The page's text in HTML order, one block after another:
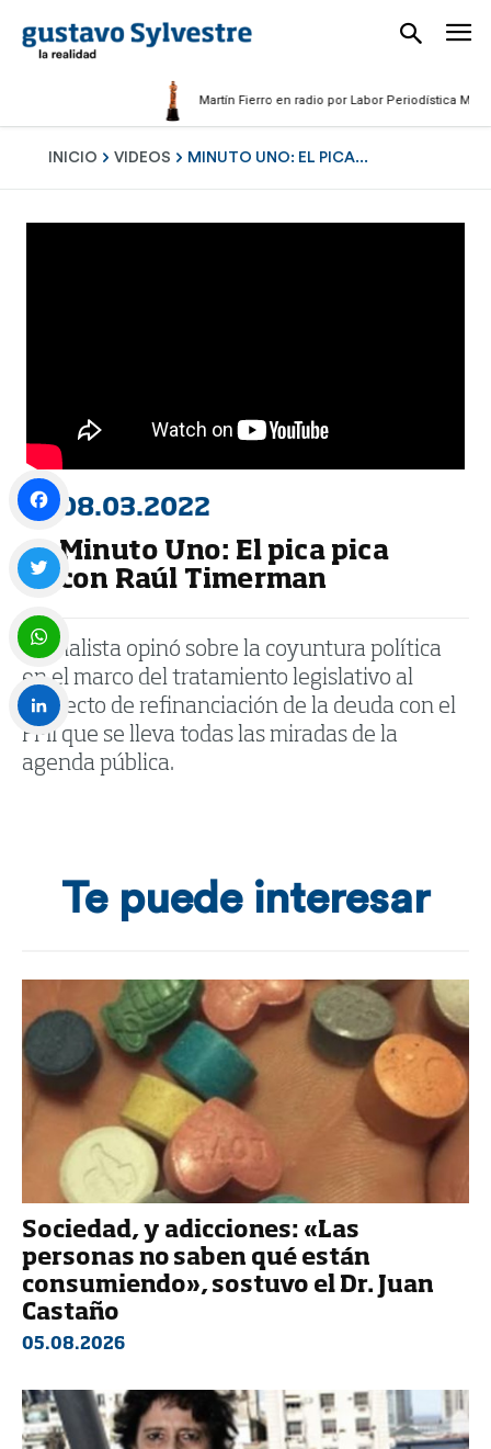
Martín Fierro en radio por Labor Periodística Masculina
INICIO VIDEOS MINUTO UNO: EL PICA...
08.03.2022
Minuto Uno: El pica pica
con Raúl Timerman
El analista opinó sobre la coyuntura política
en el marco del tratamiento legislativo al
proyecto de refinanciación de la deuda con el
FMI que se lleva todas las miradas de la
agenda pública.
Te puede interesar
Sociedad, y adicciones: «Las
personas no saben qué están
consumiendo», sostuvo el Dr. Juan
Castaño
05.08.2026
Facebook
Twitter
WhatsApp